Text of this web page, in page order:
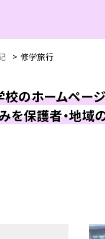
> 修学旅行
のホームページ
を保護者・地域